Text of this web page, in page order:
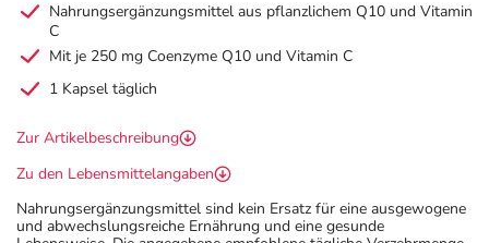
Nahrungsergänzungsmittel aus pflanzlichem Q10 und Vitamin
C
Mit je 250 mg Coenzyme Q10 und Vitamin C
1 Kapsel täglich
Zur Artikelbeschreibung
Zu den Lebensmittelangaben
Nahrungsergänzungsmittel sind kein Ersatz für eine ausgewogene
und abwechslungsreiche Ernährung und eine gesunde